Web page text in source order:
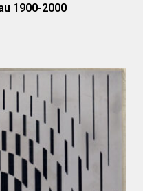
1900-2000